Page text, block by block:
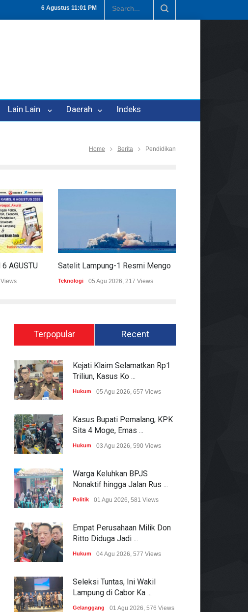
6 Agustus 11:01 PM
Tetapkan P-21 Tembus Rp1,6 Triliun, Nilai Investasi di Lamteng Tertinggi
Lain Lain Daerah Indeks
Home Berita Pendidikan
Teknologi 05 Agu 2026, 217 Views
Terpopular Recent
Kejati Klaim Selamatkan Rp1
Triliun, Kasus Ko ...
Hukum 05 Agu 2026, 657 Views
Kasus Bupati Pemalang, KPK
Sita 4 Moge, Emas ...
Hukum 03 Agu 2026, 590 Views
Warga Keluhkan BPJS
Nonaktif hingga Jalan Rus ...
Politik 01 Agu 2026, 581 Views
Empat Perusahaan Milik Don
Ritto Diduga Jadi ...
Hukum 04 Agu 2026, 577 Views
Seleksi Tuntas, Ini Wakil
Lampung di Cabor Ka ...
Gelanggang 01 Agu 2026, 576 Views